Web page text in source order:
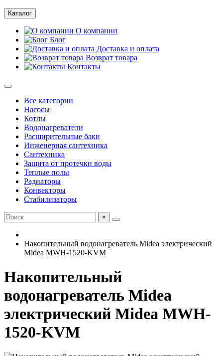
Каталог
О компании
Блог
Доставка и оплата
Возврат товара
Контакты
Все категории
Насосы
Котлы
Водонагреватели
Расширительные баки
Инженерная сантехника
Сантехника
Защита от протечки воды
Теплые полы
Радиаторы
Конвекторы
Стабилизаторы
×
Накопительный водонагреватель Midea электрический
Midea MWH-1520-KVM
Накопительный
водонагреватель Midea
электрический Midea MWH-
1520-KVM